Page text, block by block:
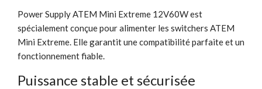
Power Supply ATEM Mini Extreme 12V60W est
spécialement conçue pour alimenter les switchers ATEM
Mini Extreme. Elle garantit une compatibilité parfaite et un
fonctionnement fiable.
Puissance stable et sécurisée